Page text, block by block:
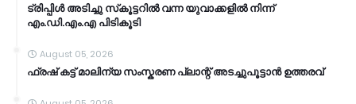
ട്രിപ്പിള്‍ അടിച്ചു സ്‌കൂട്ടറില്‍ വന്ന യുവാക്കളില്‍ നിന്ന്
എം.ഡി.എം.എ പിടികൂടി
August 05, 2026
ഫ്രഷ് കട്ട് മാലിന്യ സംസ്കരണ പ്ലാന്റ് അടച്ചുപൂട്ടാൻ ഉത്തരവ്